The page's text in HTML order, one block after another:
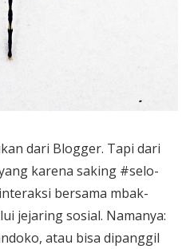
dari Blogger. Tapi dari
karena saking #selo-
bersama mbak-
jejaring sosial. Namanya:
atau bisa dipanggil